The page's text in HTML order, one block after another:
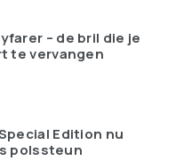
– de bril die je
te vervangen
Edition nu
polssteun